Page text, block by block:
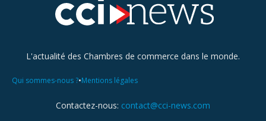
L'actualité des Chambres de commerce dans le monde.
Qui sommes-nous ?•Mentions légales
Contactez-nous: contact@cci-news.com